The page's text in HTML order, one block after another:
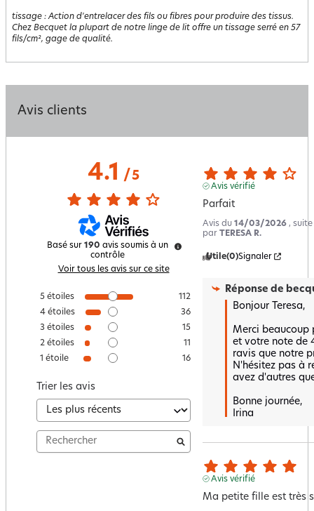
tissage :Action d'entrelacer des fils ou fibres pour produire des tissus.
Chez Becquet la plupart de notre linge de lit offre un tissage serré en 57
fils/cm², gage de qualité.
Avis clients
4.1/ 5
Basé sur 190 avis soumis à un
contrôle
Voir tous les avis sur ce site
5 étoiles
112
4 étoiles
36
3 étoiles
15
2 étoiles
11
1 étoile 16
Trier les avis
Avis vérifié
Parfait
Avis du 14/03/2026 ,
par TERESA R.
Utile(0)Signaler
Réponse de
Bonjour Teresa,
Merci beaucoup
et votre note de
ravis que notre
N'hésitez pas à
avez d'autres
Bonne journée,
Irina
Avis vérifié
Ma petite fille est très